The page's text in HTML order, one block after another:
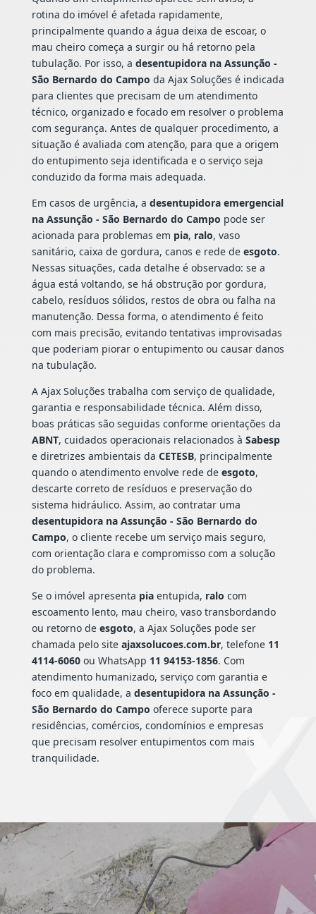
rotina do imóvel é afetada rapidamente,
principalmente quando a água deixa de escoar, o
mau cheiro começa a surgir ou há retorno pela
tubulação. Por isso, a desentupidora na Assunção -
São Bernardo do Campo da Ajax Soluções é indicada
para clientes que precisam de um atendimento
técnico, organizado e focado em resolver o problema
com segurança. Antes de qualquer procedimento, a
situação é avaliada com atenção, para que a origem
do entupimento seja identificada e o serviço seja
conduzido da forma mais adequada.
Em casos de urgência, a desentupidora emergencial
na Assunção - São Bernardo do Campo pode ser
acionada para problemas em pia, ralo, vaso
sanitário, caixa de gordura, canos e rede de esgoto.
Nessas situações, cada detalhe é observado: se a
água está voltando, se há obstrução por gordura,
cabelo, resíduos sólidos, restos de obra ou falha na
manutenção. Dessa forma, o atendimento é feito
com mais precisão, evitando tentativas improvisadas
que poderiam piorar o entupimento ou causar danos
na tubulação.
A Ajax Soluções trabalha com serviço de qualidade,
garantia e responsabilidade técnica. Além disso,
boas práticas são seguidas conforme orientações da
ABNT, cuidados operacionais relacionados à Sabesp
e diretrizes ambientais da CETESB, principalmente
quando o atendimento envolve rede de esgoto,
descarte correto de resíduos e preservação do
sistema hidráulico. Assim, ao contratar uma
desentupidora na Assunção - São Bernardo do
Campo, o cliente recebe um serviço mais seguro,
com orientação clara e compromisso com a solução
do problema.
Se o imóvel apresenta piaentupida, ralo com
escoamento lento, mau cheiro, vaso transbordando
ou retorno de esgoto, a Ajax Soluções pode ser
chamada pelo site ajaxsolucoes.com.br, telefone 11
4114-6060ou WhatsApp 11 94153-1856. Com
atendimento humanizado, serviço com garantia e
foco em qualidade, a desentupidora na Assunção -
São Bernardo do Campo oferece suporte para
residências, comércios, condomínios e empresas
que precisam resolver entupimentos com mais
tranquilidade.